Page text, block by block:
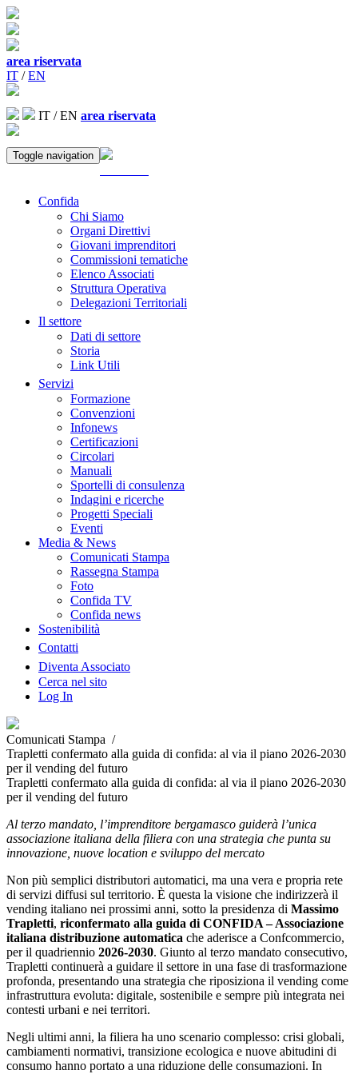
area riservata
IT /EN
IT /EN area riservata
Toggle navigation
Confida
Chi Siamo
Organi Direttivi
Giovani imprenditori
Commissioni tematiche
Elenco Associati
Struttura Operativa
Delegazioni Territoriali
Il settore
Dati di settore
Storia
Link Utili
Servizi
Formazione
Convenzioni
Infonews
Certificazioni
Circolari
Manuali
Sportelli di consulenza
Indagini e ricerche
Progetti Speciali
Eventi
Media & News
Comunicati Stampa
Rassegna Stampa
Foto
Confida TV
Confida news
Sostenibilità
Contatti
Diventa Associato
Cerca nel sito
Log In
Comunicati Stampa /
Trapletti confermato alla guida di confida: al via il piano 2026-2030
per il vending del futuro
Trapletti confermato alla guida di confida: al via il piano 2026-2030
per il vending del futuro
Al terzo mandato, l’imprenditore bergamasco guiderà l’unica
associazione italiana della filiera con una strategia che punta su
innovazione, nuove location e sviluppo del mercato
Non più semplici distributori automatici, ma una vera e propria rete
di servizi diffusi sul territorio. È questa la visione che indirizzerà il
vending italiano nei prossimi anni, sotto la presidenza di Massimo
Trapletti, riconfermato alla guida di CONFIDA – Associazione
italiana distribuzione automatica che aderisce a Confcommercio,
per il quadriennio 2026-2030. Giunto al terzo mandato consecutivo,
Trapletti continuerà a guidare il settore in una fase di trasformazione
profonda, presentando una strategia che riposiziona il vending come
infrastruttura evoluta: digitale, sostenibile e sempre più integrata nei
contesti urbani e nei territori.
Negli ultimi anni, la filiera ha uno scenario complesso: crisi globali,
cambiamenti normativi, transizione ecologica e nuove abitudini di
consumo hanno portato a una riduzione delle consumazioni. In